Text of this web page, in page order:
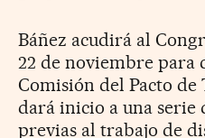
Báñez acudirá al
22 de noviembre para
Comisión del Pacto de
dará inicio a una serie
previas al trabajo de